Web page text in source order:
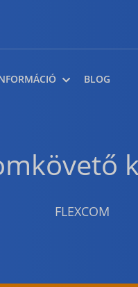
BLOG
FLEXCOM